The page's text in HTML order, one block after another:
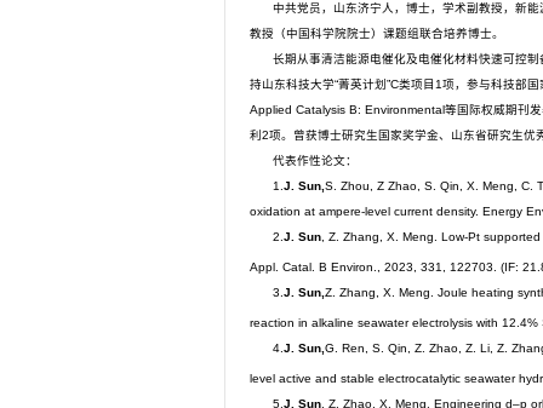
中共党员，山东济宁人，博士，学术副教授，新
教授（中国科学院院士）课题组联合培养博士。
长期从事清洁能源电催化及电催化材料快速可控
持山东科技大学“菁英计划”C类项目1项，参与科技部
Applied Catalysis B: Environmental等国际权威期刊
利2项。曾获博士研究生国家奖学金、山东省研究生
代表作性论文：
1.J. Sun,S. Zhou, Z Zhao, S. Qin, X. Meng, C.
oxidation at ampere-level current density. Energy
2.J. Sun, Z. Zhang, X. Meng. Low-Pt supported
Appl. Catal. B Environ., 2023, 331, 122703. (IF:
3.J. Sun,Z. Zhang, X. Meng. Joule heating
reaction in alkaline seawater electrolysis with
4.J. Sun,G. Ren, S. Qin, Z. Zhao, Z. Li, Z.
level active and stable electrocatalytic seawater
5.J. Sun , Z. Zhao, X. Meng. Engineering d–p